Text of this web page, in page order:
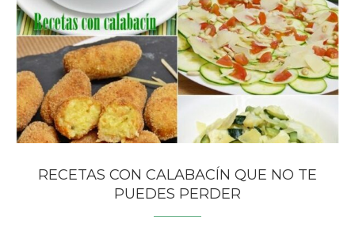
RECETAS CON CALABACÍN QUE NO TE
PUEDES PERDER